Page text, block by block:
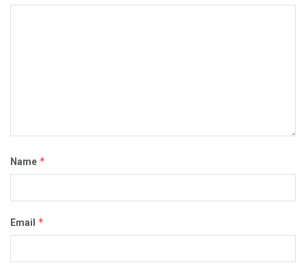
Name *
Email *